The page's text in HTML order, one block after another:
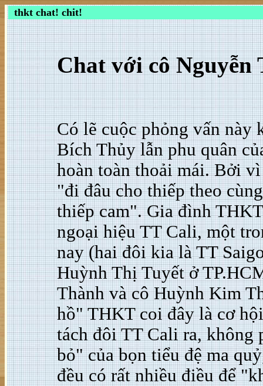
thkt chat! chit!
Chat với cô
Có lẽ cuộc phỏng vấn này
Bích Thủy lẫn phu quân
hoàn toàn thoải mái. Bởi
"đi đâu cho thiếp theo
thiếp cam". Gia đình
ngoại hiệu TT Cali, một
nay (hai đôi kia là TT
Huỳnh Thị Tuyết ở
Thành và cô Huỳnh Kim
hồ" THKT coi đây là cơ
tách đôi TT Cali ra,
bỏ" của bọn tiểu đệ ma
đều có rất nhiều điều để